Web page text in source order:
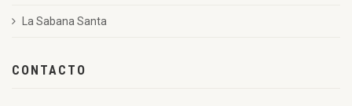
La Sabana Santa
CONTACTO